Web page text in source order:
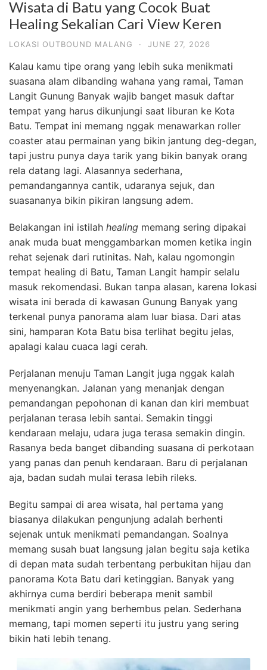
Wisata di Batu yang Cocok Buat
Healing Sekalian Cari View Keren
LOKASI OUTBOUND MALANG · JUNE 27, 2026
Kalau kamu tipe orang yang lebih suka menikmati
suasana alam dibanding wahana yang ramai, Taman
Langit Gunung Banyak wajib banget masuk daftar
tempat yang harus dikunjungi saat liburan ke Kota
Batu. Tempat ini memang nggak menawarkan roller
coaster atau permainan yang bikin jantung deg-degan,
tapi justru punya daya tarik yang bikin banyak orang
rela datang lagi. Alasannya sederhana,
pemandangannya cantik, udaranya sejuk, dan
suasananya bikin pikiran langsung adem.
Belakangan ini istilah healing memang sering dipakai
anak muda buat menggambarkan momen ketika ingin
rehat sejenak dari rutinitas. Nah, kalau ngomongin
tempat healing di Batu, Taman Langit hampir selalu
masuk rekomendasi. Bukan tanpa alasan, karena lokasi
wisata ini berada di kawasan Gunung Banyak yang
terkenal punya panorama alam luar biasa. Dari atas
sini, hamparan Kota Batu bisa terlihat begitu jelas,
apalagi kalau cuaca lagi cerah.
Perjalanan menuju Taman Langit juga nggak kalah
menyenangkan. Jalanan yang menanjak dengan
pemandangan pepohonan di kanan dan kiri membuat
perjalanan terasa lebih santai. Semakin tinggi
kendaraan melaju, udara juga terasa semakin dingin.
Rasanya beda banget dibanding suasana di perkotaan
yang panas dan penuh kendaraan. Baru di perjalanan
aja, badan sudah mulai terasa lebih rileks.
Begitu sampai di area wisata, hal pertama yang
biasanya dilakukan pengunjung adalah berhenti
sejenak untuk menikmati pemandangan. Soalnya
memang susah buat langsung jalan begitu saja ketika
di depan mata sudah terbentang perbukitan hijau dan
panorama Kota Batu dari ketinggian. Banyak yang
akhirnya cuma berdiri beberapa menit sambil
menikmati angin yang berhembus pelan. Sederhana
memang, tapi momen seperti itu justru yang sering
bikin hati lebih tenang.